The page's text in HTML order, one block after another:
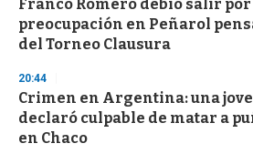
Franco Romero debió salir
preocupación en Peñarol
del Torneo Clausura
20:44
Crimen en Argentina: una
declaró culpable de matar a
en Chaco